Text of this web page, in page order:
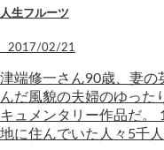
人生フルーツ
2017/02/21
津端修一さん90歳、妻の
んだ風貌の夫婦のゆった
キュメンタリー作品だ。
地に住んでいた人々5千